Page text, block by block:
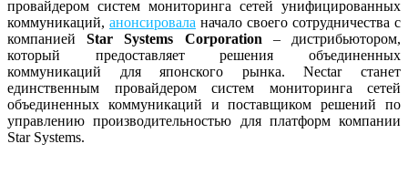
провайдером систем мониторинга сетей унифицированных
коммуникаций, анонсировала начало своего сотрудничества с
компаниейStar Systems Corporation – дистрибьютором,
который предоставляет решения объединенных
коммуникаций для японского рынка. Nectar станет
единственным провайдером систем мониторинга сетей
объединенных коммуникаций и поставщиком решений по
управлению производительностью для платформ компании
Star Systems.